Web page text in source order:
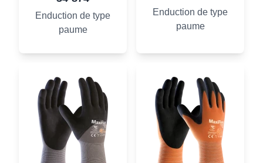
Enduction de type
paume
Enduction de type
paume